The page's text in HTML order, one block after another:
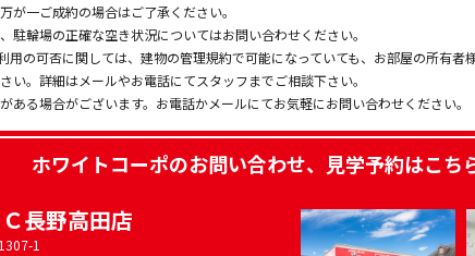
が一ご成約の場合はご了承ください。
駐輪場の正確な空き状況についてはお問い合わせください。
用の可否に関しては、建物の管理規約で可能になっていても、お部屋の所有者
い。詳細はメールやお電話にてスタッフまでご相談下さい。
ある場合がございます。お電話かメールにてお気軽にお問い合わせください。
ホワイトコーポのお問い合わせ、見学予約はこち
長野高田店
1